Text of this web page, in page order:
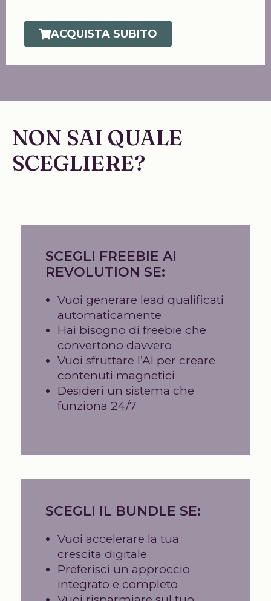
ACQUISTA SUBITO
NON SAI QUALE
SCEGLIERE?
SCEGLI FREEBIE AI
REVOLUTION SE:
Vuoi generare lead qualificati
automaticamente
Hai bisogno di freebie che
convertono davvero
Vuoi sfruttare l’AI per creare
contenuti magnetici
Desideri un sistema che
funziona 24/7
SCEGLI IL BUNDLE SE:
Vuoi accelerare la tua
crescita digitale
Preferisci un approccio
integrato e completo